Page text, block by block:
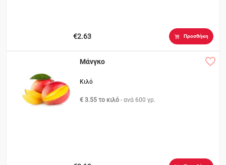
€2.63 Προσθήκη
Μάνγκο
Κιλό
€ 3.55 το κιλό - ανά600 γρ.